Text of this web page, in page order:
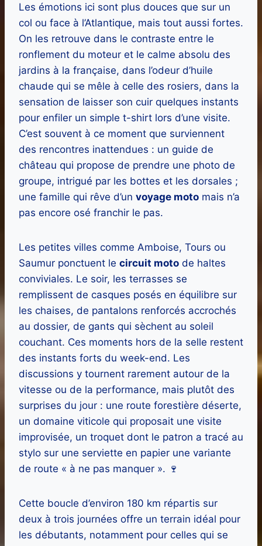
Les émotions ici sont plus douces que sur un
col ou face à l’Atlantique, mais tout aussi fortes.
On les retrouve dans le contraste entre le
ronflement du moteur et le calme absolu des
jardins à la française, dans l’odeur d’huile
chaude qui se mêle à celle des rosiers, dans la
sensation de laisser son cuir quelques instants
pour enfiler un simple t-shirt lors d’une visite.
C’est souvent à ce moment que surviennent
des rencontres inattendues : un guide de
château qui propose de prendre une photo de
groupe, intrigué par les bottes et les dorsales ;
une famille qui rêve d’un voyage moto mais n’a
pas encore osé franchir le pas.
Les petites villes comme Amboise, Tours ou
Saumur ponctuent le circuit moto de haltes
conviviales. Le soir, les terrasses se
remplissent de casques posés en équilibre sur
les chaises, de pantalons renforcés accrochés
au dossier, de gants qui sèchent au soleil
couchant. Ces moments hors de la selle restent
des instants forts du week-end. Les
discussions y tournent rarement autour de la
vitesse ou de la performance, mais plutôt des
surprises du jour : une route forestière déserte,
un domaine viticole qui proposait une visite
improvisée, un troquet dont le patron a tracé au
stylo sur une serviette en papier une variante
de route « à ne pas manquer ». 🍷
Cette boucle d’environ 180 km répartis sur
deux à trois journées offre un terrain idéal pour
les débutants, notamment pour celles qui se